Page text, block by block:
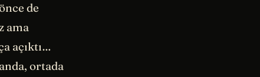
de
ama
açıktı…
ortada